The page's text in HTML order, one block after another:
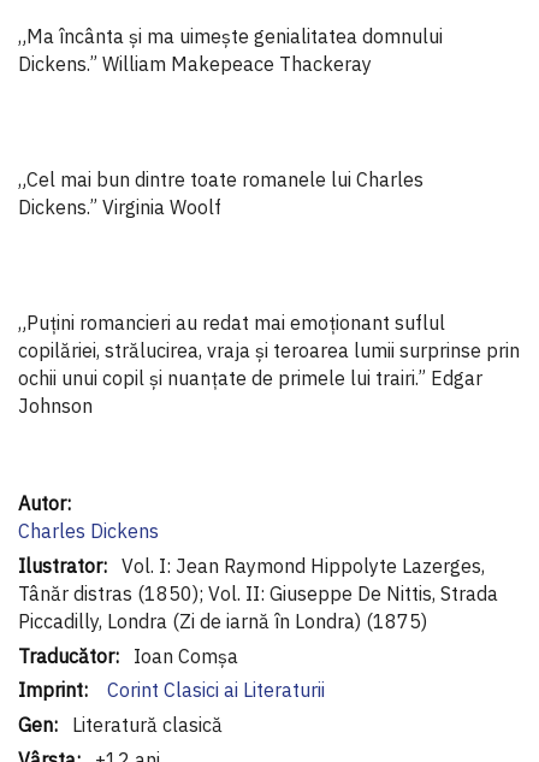
„Ma încânta și ma uimește genialitatea domnului
Dickens.” William Makepeace Thackeray
„Cel mai bun dintre toate romanele lui Charles
Dickens.” Virginia Woolf
„Puțini romancieri au redat mai emoționant suflul
copilăriei, strălucirea, vraja și teroarea lumii surprinse prin
ochii unui copil și nuanțate de primele lui trairi.” Edgar
Johnson
Informaţii
suplimentare
Charles Dickens
Vol. I: Jean Raymond Hippolyte Lazerges,
Tânăr distras (1850); Vol. II: Giuseppe De Nittis, Strada
Piccadilly, Londra (Zi de iarnă în Londra) (1875)
Ioan Comșa
Corint Clasici ai Literaturii
Literatură clasică